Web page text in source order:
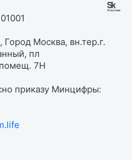
Москва, вн.тер.г.
пл
помещ. 7Н
приказу Минцифры: